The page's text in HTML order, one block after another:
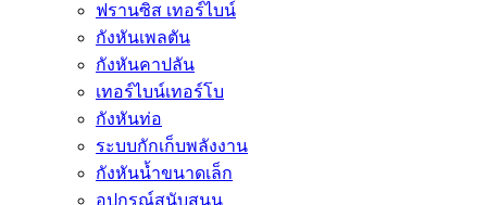
ฟรานซิส เทอร์ไบน์
กังหันเพลตัน
กังหันคาปลัน
เทอร์ไบน์เทอร์โบ
กังหันท่อ
ระบบกักเก็บพลังงาน
กังหันน้ำขนาดเล็ก
อุปกรณ์สนับสนุน